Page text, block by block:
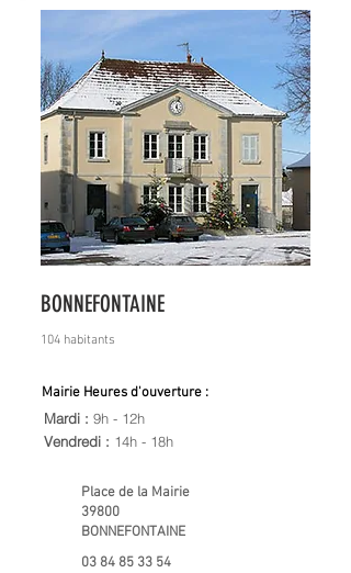
Mardi : 9h - 12h
Vendredi : 14h - 18h
BONNEFONTAINE
104 habitants
Mairie Heures d'ouverture :
Place de la Mairie
39800
BONNEFONTAINE
03 84 85 33 54